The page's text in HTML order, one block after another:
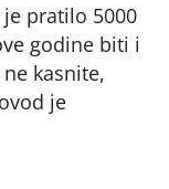
pratilo 5000
godine biti i
kasnite,
je